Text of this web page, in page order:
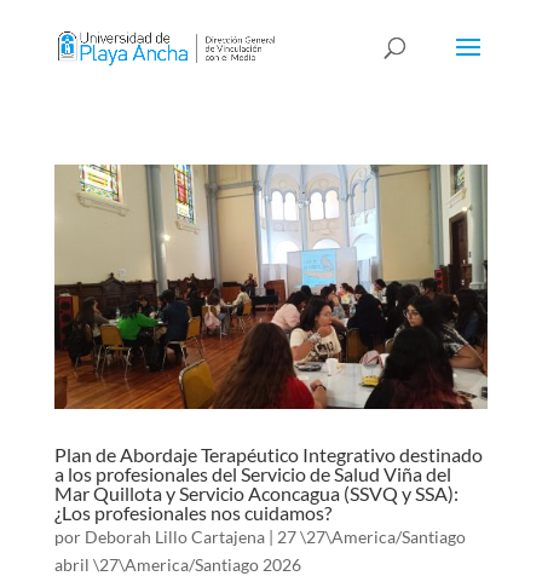
Plan de Abordaje Terapéutico Integrativo destinado
a los profesionales del Servicio de Salud Viña del
Mar Quillota y Servicio Aconcagua (SSVQ y SSA):
¿Los profesionales nos cuidamos?
por Deborah Lillo Cartajena| 27 \27\America/Santiago
abril \27\America/Santiago 2026